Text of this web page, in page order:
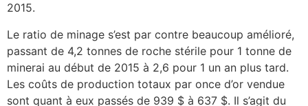
2015.
Le ratio de minage s’est par contre beaucoup amélioré,
passant de 4,2 tonnes de roche stérile pour 1 tonne de
minerai au début de 2015 à 2,6 pour 1 un an plus tard.
Les coûts de production totaux par once d’or vendue
sont quant à eux passés de 939 $ à 637 $. Il s’agit du